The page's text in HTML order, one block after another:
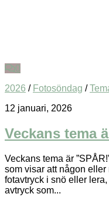
0
2026 / Fotosöndag /
12 januari, 2026
Veckans tema
Veckans tema är
som visar att någon
fotavtryck i snö eller
avtryck som...